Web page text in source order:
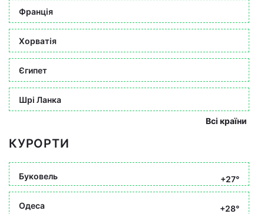
Франція
Хорватія
Єгипет
Шрі Ланка
Всі країни
КУРОРТИ
Буковель +27°
Одеса +28°